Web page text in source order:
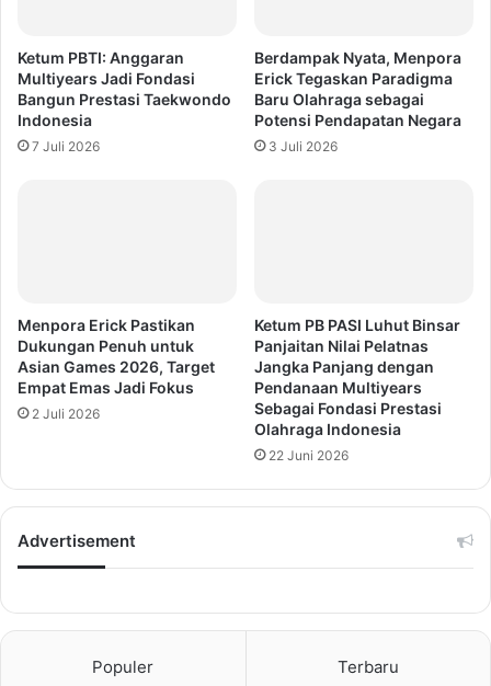
Ketum PBTI: Anggaran
Multiyears Jadi Fondasi
Bangun Prestasi Taekwondo
Indonesia
7 Juli 2026
Berdampak Nyata, Menpora
Erick Tegaskan Paradigma
Baru Olahraga sebagai
Potensi Pendapatan Negara
3 Juli 2026
Menpora Erick Pastikan
Dukungan Penuh untuk
Asian Games 2026, Target
Empat Emas Jadi Fokus
2 Juli 2026
Ketum PB PASI Luhut Binsar
Panjaitan Nilai Pelatnas
Jangka Panjang dengan
Pendanaan Multiyears
Sebagai Fondasi Prestasi
Olahraga Indonesia
22 Juni 2026
Advertisement
Populer Terbaru